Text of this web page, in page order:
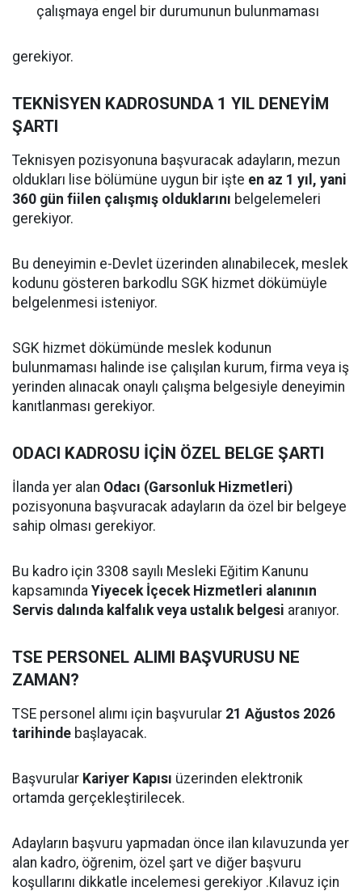
çalışmaya engel bir durumunun bulunmaması
gerekiyor.
TEKNİSYEN KADROSUNDA 1 YIL DENEYİM
ŞARTI
Teknisyen pozisyonuna başvuracak adayların, mezun
oldukları lise bölümüne uygun bir işte en az 1 yıl, yani
360 gün fiilen çalışmış olduklarını belgelemeleri
gerekiyor.
Bu deneyimin e-Devlet üzerinden alınabilecek, meslek
kodunu gösteren barkodlu SGK hizmet dökümüyle
belgelenmesi isteniyor.
SGK hizmet dökümünde meslek kodunun
bulunmaması halinde ise çalışılan kurum, firma veya iş
yerinden alınacak onaylı çalışma belgesiyle deneyimin
kanıtlanması gerekiyor.
ODACI KADROSU İÇİN ÖZEL BELGE ŞARTI
İlanda yer alan Odacı (Garsonluk Hizmetleri)
pozisyonuna başvuracak adayların da özel bir belgeye
sahip olması gerekiyor.
Bu kadro için 3308 sayılı Mesleki Eğitim Kanunu
kapsamında Yiyecek İçecek Hizmetleri alanının
Servis dalında kalfalık veya ustalık belgesi aranıyor.
TSE PERSONEL ALIMI BAŞVURUSU NE
ZAMAN?
TSE personel alımı için başvurular 21 Ağustos 2026
tarihinde başlayacak.
Başvurular Kariyer Kapısı üzerinden elektronik
ortamda gerçekleştirilecek.
Adayların başvuru yapmadan önce ilan kılavuzunda yer
alan kadro, öğrenim, özel şart ve diğer başvuru
koşullarını dikkatle incelemesi gerekiyor .Kılavuz için